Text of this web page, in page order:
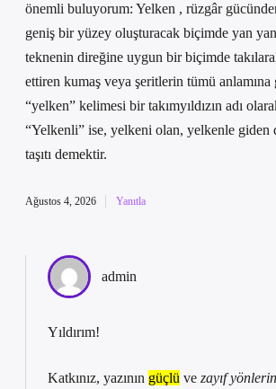
önemli buluyorum: Yelken , rüzgâr
geniş bir yüzey oluşturacak biçimde yan
teknenin direğine uygun bir biçimde
ettiren kumaş veya şeritlerin tümü anlamına
“yelken” kelimesi bir takımyıldızın adı
“Yelkenli” ise, yelkeni olan, yelkenle giden
taşıtı demektir.
Ağustos 4, 2026 Yanıtla
admin
Yıldırım!
Katkınız, yazının güçlü ve zayıf